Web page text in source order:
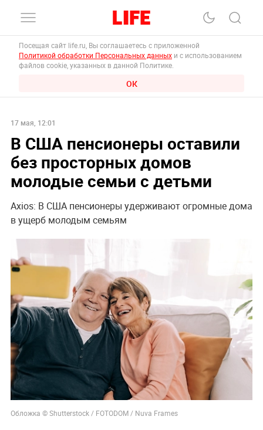
Посещая сайт life.ru, Вы соглашаетесь с приложенной
Политикой обработки Персональных данных и с использованием
файлов cookie, указанных в данной Политике.
ОК
17 мая, 12:01
В США пенсионеры оставили
без просторных домов
молодые семьи с детьми
Axios: В США пенсионеры удерживают огромные дома
в ущерб молодым семьям
Обложка © Shutterstock / FOTODOM / Nuva Frames